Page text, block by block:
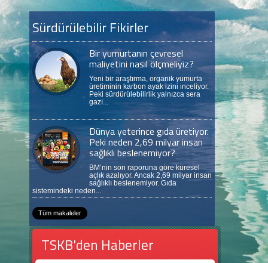
Sürdürülebilir Fikirler
Bir yumurtanın çevresel
maliyetini nasıl ölçmeliyiz?
Yeni bir araştırma, organik yumurta
üretiminin karbon ayak izini inceliyor.
Peki sürdürülebilirlik yalnızca sera
gazı...
Dünya yeterince gıda üretiyor.
Peki neden 2,69 milyar insan
sağlıklı beslenemiyor?
BM’nin son raporuna göre küresel
açlık azalıyor. Ancak 2,69 milyar insan
sağlıklı beslenemiyor. Gıda
sistemindeki neden...
Tüm makaleler
TSKB'den Haberler